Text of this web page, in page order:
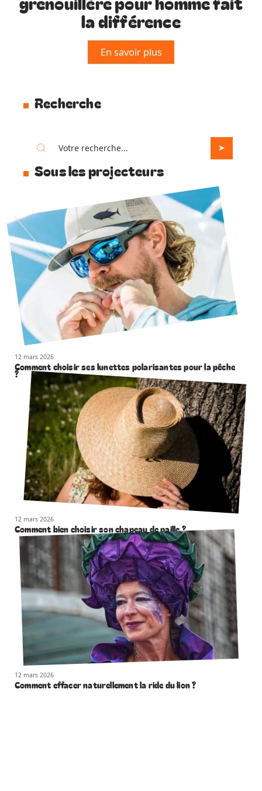
la différence
En savoir plus
Recherche
Sous les projecteurs
12 mars 2026
Comment choisir ses lunettes polarisantes pour la pêche
?
12 mars 2026
Comment bien choisir son chapeau de paille ?
12 mars 2026
Comment effacer naturellement la ride du lion ?